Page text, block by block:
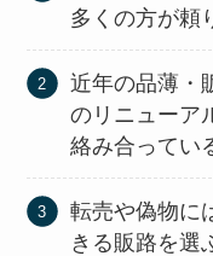
多くの方が頼
近年の品薄・
のリニューア
絡み合ってい
転売や偽物に
きる販路を選